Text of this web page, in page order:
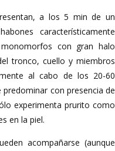
a los 5 min de un
característicamente
con gran halo
tronco, cuello y miembros
al cabo de los 20-60
con presencia de
experimenta prurito como
en la piel.
acompañarse (aunque